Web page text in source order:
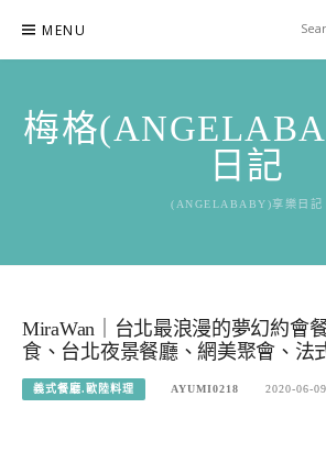
content
MENU
梅格
日記
(ANGELABABY)享樂日記
MiraWan｜台北最浪漫的夢幻約會
食、台北夜景餐廳、網美聚會、法
義式餐廳.歐陸料理 AYUMI0218 2020-06-09